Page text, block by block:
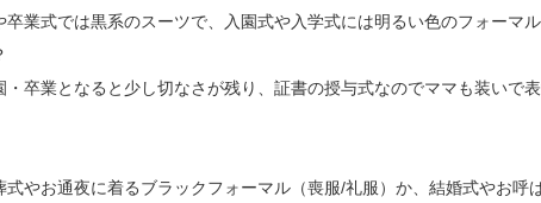
業式では黒系のスーツで、入園式や入学式には明るい色のフォーマ
卒業となると少し切なさが残り、証書の授与式なのでママも装いで
やお通夜に着るブラックフォーマル（喪服/礼服）か、結婚式やお呼